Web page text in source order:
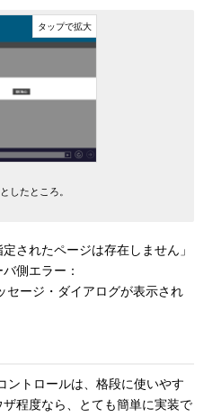
したところ。
されたページは存在しません」
側エラー：
ージ・ダイアログが表示され
ントロールは、格段に使いやす
程度なら、とても簡単に実装で